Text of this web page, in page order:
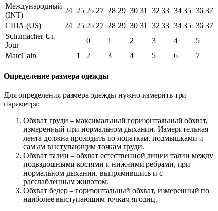
Международный
(INT)
24 25 26 27 28 29 30 31 32 33 34 35 36 37
США (US)
24 25 26 27 28 29 30 31 32 33 34 35 36 37
Schumacher Un
Jour
0 1 2 3 4
5
MarcCain
1 2 3 4 5 6 7
Определение размера одежды
Для определения размера одежды нужно измерить три
параметра:
Обхват груди – максимальный горизонтальный обхват,
измеренный при нормальном дыхании. Измерительная
лента должна проходить по лопаткам, подмышками и
самым выступающим точкам груди.
Обхват талии – обхват естественной линии талии между
подвздошными костями и нижними ребрами, при
нормальном дыхании, выпрямившись и с
расслабленным животом.
Обхват бедер – горизонтальный обхват, измеренный по
наиболее выступающим точкам ягодиц.